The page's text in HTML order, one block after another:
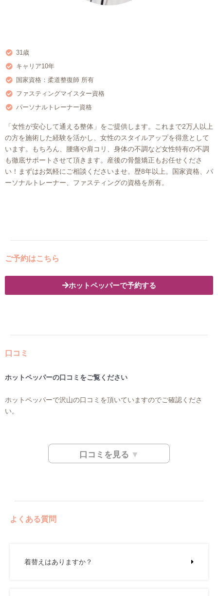
31歳
キャリア10年
国家資格：柔道整復師 所有
ファスティングマイスター資格
パーソナルトレーナー資格
「女性が安心して通える整体」をご提供します。これまで2万人以上
の方を施術した経験を活かし、女性のスタイルアップを得意として
います。もちろん、腰痛や肩コリ、身体の不調など女性特有の不調
も徹底サポートさせて頂きます。産後の骨盤矯正もお任せくださ
い！まずはお気軽にご相談くださいませ。歴8年以上。国家資格、パ
ーソナルトレーナー、ファスティングの資格を所有。
ご予約はこちら
ホットペッパーで予約する
口コミ
ホットペッパーの口コミをご覧ください
ホットペッパーで沢山の口コミを頂いていますのでご確認くださ
い。
口コミを見る
よくある質問
着替えはありますか？